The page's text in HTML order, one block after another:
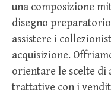
una composizione
disegno
assistere i
acquisizione.
orientare le scelte di
trattative con i